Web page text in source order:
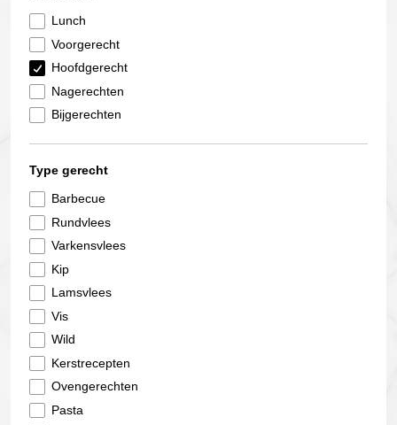
Lunch
Voorgerecht
Hoofdgerecht
Nagerechten
Bijgerechten
Type gerecht
Barbecue
Rundvlees
Varkensvlees
Kip
Lamsvlees
Vis
Wild
Kerstrecepten
Ovengerechten
Pasta